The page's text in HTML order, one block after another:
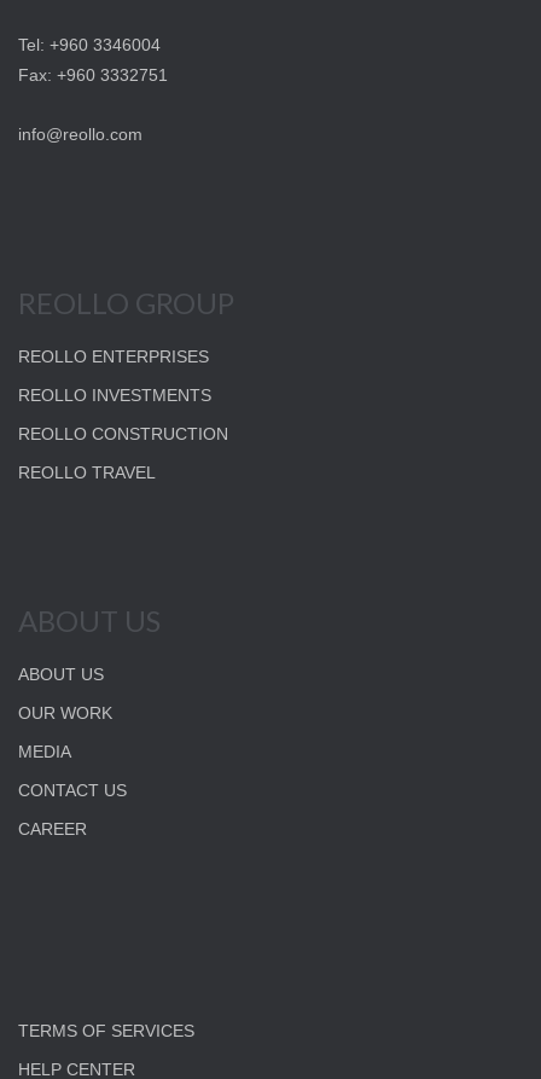
Tel: +960 3346004
Fax: +960 3332751
info@reollo.com
REOLLO GROUP
REOLLO ENTERPRISES
REOLLO INVESTMENTS
REOLLO CONSTRUCTION
REOLLO TRAVEL
ABOUT US
ABOUT US
OUR WORK
MEDIA
CONTACT US
CAREER
TERMS OF SERVICES
HELP CENTER